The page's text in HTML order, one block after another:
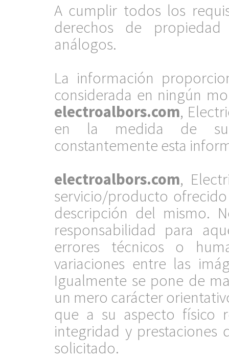
A cumplir todos los
derechos de
análogos.
La información
considerada en ningún
electroalbors.com,
en la medida de
constantemente esta
electroalbors.com,
servicio/producto
descripción del mismo.
responsabilidad para
errores técnicos o
variaciones entre las
Igualmente se pone de
un mero carácter
que a su aspecto físico
integridad y
solicitado.